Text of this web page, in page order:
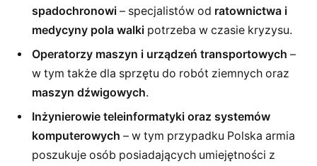
spadochronowi – specjalistów od ratownictwa i
medycyny pola walki potrzeba w czasie kryzysu.
Operatorzy maszyn i urządzeń transportowych –
w tym także dla sprzętu do robót ziemnych oraz
maszyn dźwigowych.
Inżynierowie teleinformatyki oraz systemów
komputerowych – w tym przypadku Polska armia
poszukuje osób posiadających umiejętności z